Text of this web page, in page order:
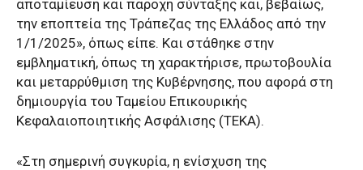
αποταμίευση και παροχή σύνταξης και, βεβαίως,
την εποπτεία της Τράπεζας της Ελλάδος από την
1/1/2025», όπως είπε. Και στάθηκε στην
εμβληματική, όπως τη χαρακτήρισε, πρωτοβουλία
και μεταρρύθμιση της Κυβέρνησης, που αφορά στη
δημιουργία του Ταμείου Επικουρικής
Κεφαλαιοποιητικής Ασφάλισης (ΤΕΚΑ).
«Στη σημερινή συγκυρία, η ενίσχυση της